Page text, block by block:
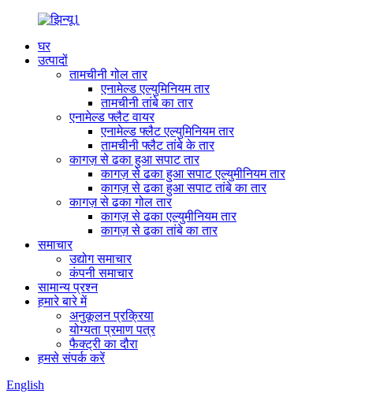
घर
उत्पादों
तामचीनी गोल तार
एनामेल्ड एल्युमिनियम तार
तामचीनी तांबे का तार
एनामेल्ड फ्लैट वायर
एनामेल्ड फ्लैट एल्युमिनियम तार
तामचीनी फ्लैट तांबे के तार
कागज़ से ढका हुआ सपाट तार
कागज़ से ढका हुआ सपाट एल्युमीनियम तार
कागज़ से ढका हुआ सपाट तांबे का तार
कागज़ से ढका गोल तार
कागज़ से ढका एल्युमीनियम तार
कागज़ से ढका तांबे का तार
समाचार
उद्योग समाचार
कंपनी समाचार
सामान्य प्रश्न
हमारे बारे में
अनुकूलन प्रक्रिया
योग्यता प्रमाण पत्र
फैक्ट्री का दौरा
हमसे संपर्क करें
English